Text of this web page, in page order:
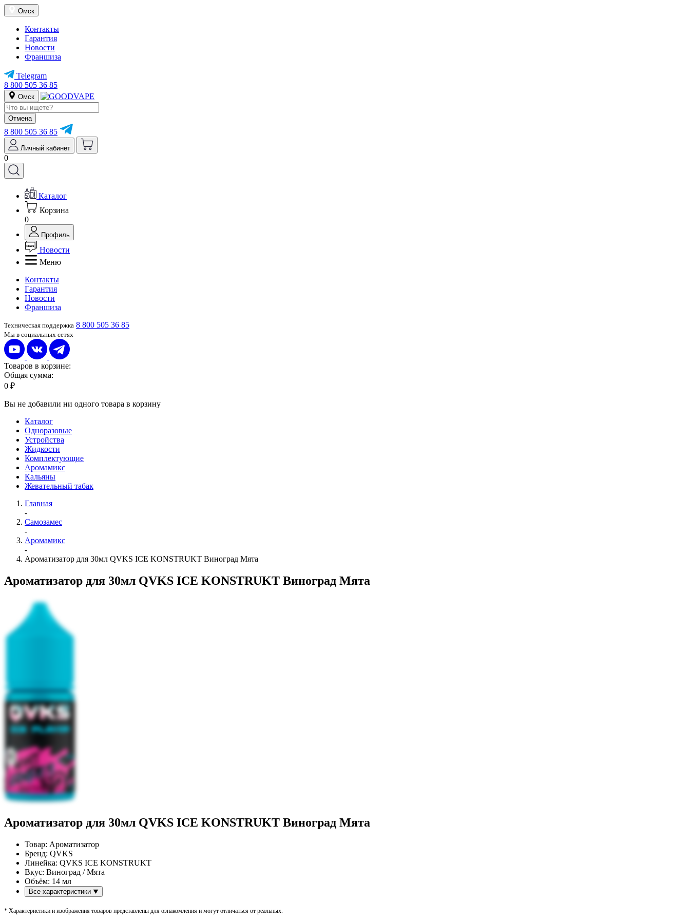
Омск
Контакты
Гарантия
Новости
Франшиза
Telegram
8 800 505 36 85
Омск
Отмена
8 800 505 36 85
Личный кабинет
0
Каталог
Корзина
0
Профиль
Новости
Меню
Контакты
Гарантия
Новости
Франшиза
Техническая поддержка 8 800 505 36 85
Мы в социальных сетях
Товаров в корзине:
Общая сумма:
0 ₽
Вы не добавили ни одного товара в корзину
Каталог
Одноразовые
Устройства
Жидкости
Комплектующие
Аромамикс
Кальяны
Жевательный табак
Главная
-
Самозамес
-
Аромамикс
-
Ароматизатор для 30мл QVKS ICE KONSTRUKT Виноград Мята
Ароматизатор для 30мл QVKS ICE KONSTRUKT Виноград Мята
Ароматизатор для 30мл QVKS ICE KONSTRUKT Виноград Мята
Товар: Ароматизатор
Бренд: QVKS
Линейка: QVKS ICE KONSTRUKT
Вкус: Виноград / Мята
Объём: 14 мл
Все характеристики
* Характеристики и изображения товаров представлены для ознакомления и могут отличаться от реальных.